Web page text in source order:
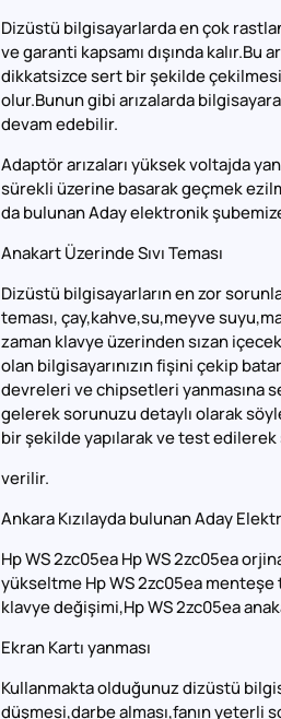
Dizüstü bilgisayarlarda en çok
ve garanti kapsamı dışında kalır.Bu
dikkatsizce sert bir şekilde
olur.Bunun gibi arızalarda
devam edebilir.
Adaptör arızaları yüksek voltajda
sürekli üzerine basarak geçmek
da bulunan Aday elektronik
Anakart Üzerinde Sıvı Teması
Dizüstü bilgisayarların en zor
teması, çay,kahve,su,meyve
zaman klavye üzerinden sızan
olan bilgisayarınızın fişini çekip
devreleri ve chipsetleri yanmasına
gelerek sorunuzu detaylı olarak
bir şekilde yapılarak ve test
verilir.
Ankara Kızılayda bulunan Aday
Hp WS 2zc05ea Hp WS 2zc05ea
yükseltme Hp WS 2zc05ea
klavye değişimi,Hp WS 2zc05ea
Ekran Kartı yanması
Kullanmakta olduğunuz dizüstü
düşmesi,darbe alması,fanın yeterli